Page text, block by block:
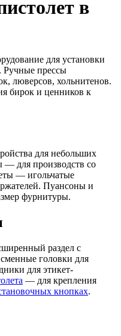
в
для установки
Ручные прессы
люверсов, хольнитенов.
бирок и ценников к
для небольших
— для производств со
— игольчатые
Пуансоны и
фурнитуры.
раздел с
головки для
для этикет-
— для крепления
кнопках.